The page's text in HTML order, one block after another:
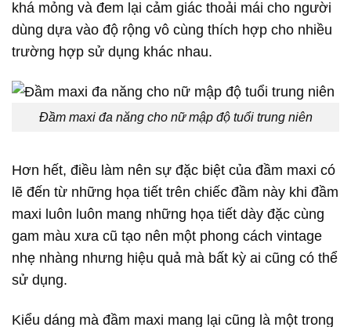
khá mỏng và đem lại cảm giác thoải mái cho người
dùng dựa vào độ rộng vô cùng thích hợp cho nhiều
trường hợp sử dụng khác nhau.
Đầm maxi đa năng cho nữ mập độ tuổi trung niên
Hơn hết, điều làm nên sự đặc biệt của đầm maxi có
lẽ đến từ những họa tiết trên chiếc đầm này khi đầm
maxi luôn luôn mang những họa tiết dày đặc cùng
gam màu xưa cũ tạo nên một phong cách vintage
nhẹ nhàng nhưng hiệu quả mà bất kỳ ai cũng có thể
sử dụng.
Kiểu dáng mà đầm maxi mang lại cũng là một trong